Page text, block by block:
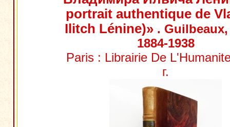
portrait authentique de
Ilitch Lénine)» .
1884-1938
Paris : Librairie De
г.